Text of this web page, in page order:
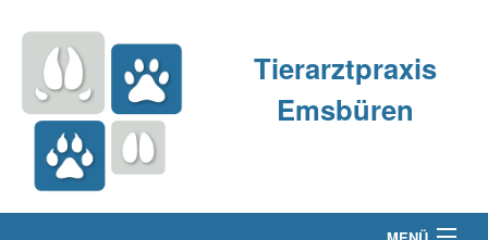
Tierarztpraxis
Emsbüren